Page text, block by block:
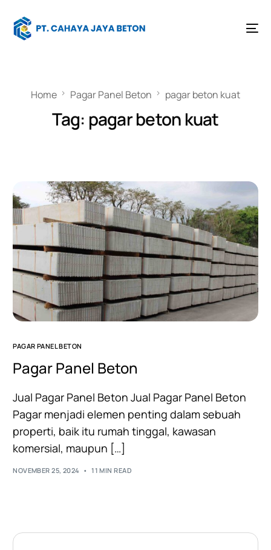
Home Pagar Panel Beton pagar beton kuat
Tag: pagar beton kuat
PAGAR PANEL BETON
Pagar Panel Beton
Jual Pagar Panel Beton Jual Pagar Panel Beton
Pagar menjadi elemen penting dalam sebuah
properti, baik itu rumah tinggal, kawasan
komersial, maupun […]
NOVEMBER 25, 2024 11 MIN READ